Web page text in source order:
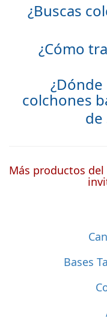
¿Buscas
¿Cómo
colchones
de
Más productos
Bases